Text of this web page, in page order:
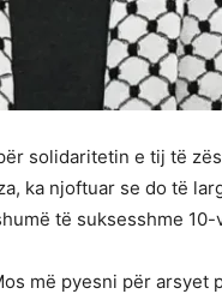
solidaritetin e tij të
ka njoftuar se do të
të suksesshme
më pyesni për arsyet